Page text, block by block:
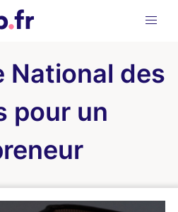
National des
pour un